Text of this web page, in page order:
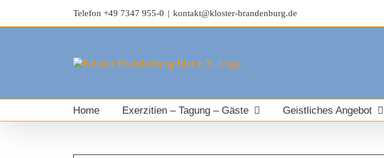
Telefon +49 7347 955-0 | kontakt@kloster-brandenburg.de
Home Exerzitien – Tagung – Gäste Geistliches Angebot